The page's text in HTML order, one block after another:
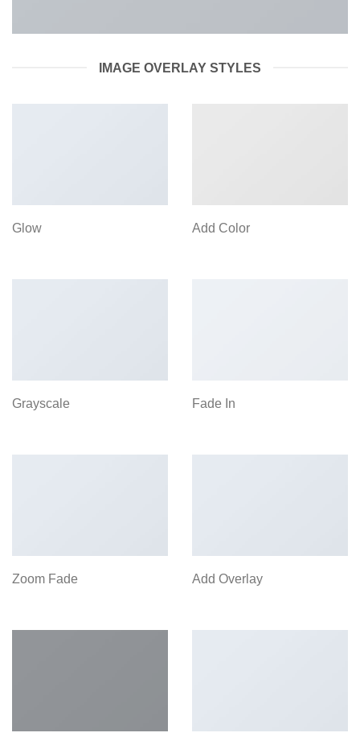
IMAGE OVERLAY STYLES
Glow Add Color
Grayscale Fade In
Zoom Fade Add Overlay